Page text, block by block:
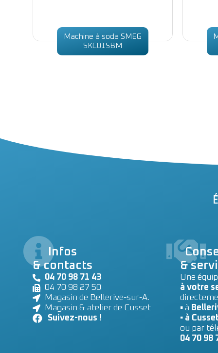
Machine à soda SMEG
SKC01SBM
Infos
& contacts
04 70 98 71 43
04 70 98 27 50
Magasin de Bellerive-sur-A.
Magasin & atelier de Cusset
Suivez-nous !
&
Une
à votre
▪ à
▪ à
ou par
04 70 98